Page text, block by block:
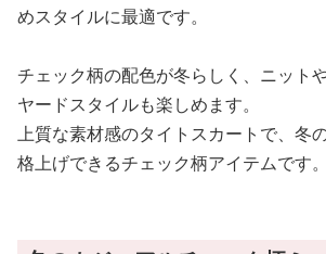
めスタイルに最適です。
チェック柄の配色が冬らしく、ニット
ヤードスタイルも楽しめます。
上質な素材感のタイトスカートで、冬
格上げできるチェック柄アイテムです。